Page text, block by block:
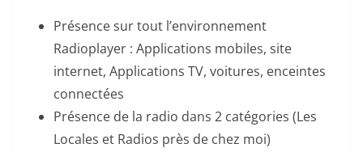
Présence sur tout l’environnement
Radioplayer : Applications mobiles, site
internet, Applications TV, voitures, enceintes
connectées
Présence de la radio dans 2 catégories (Les
Locales et Radios près de chez moi)